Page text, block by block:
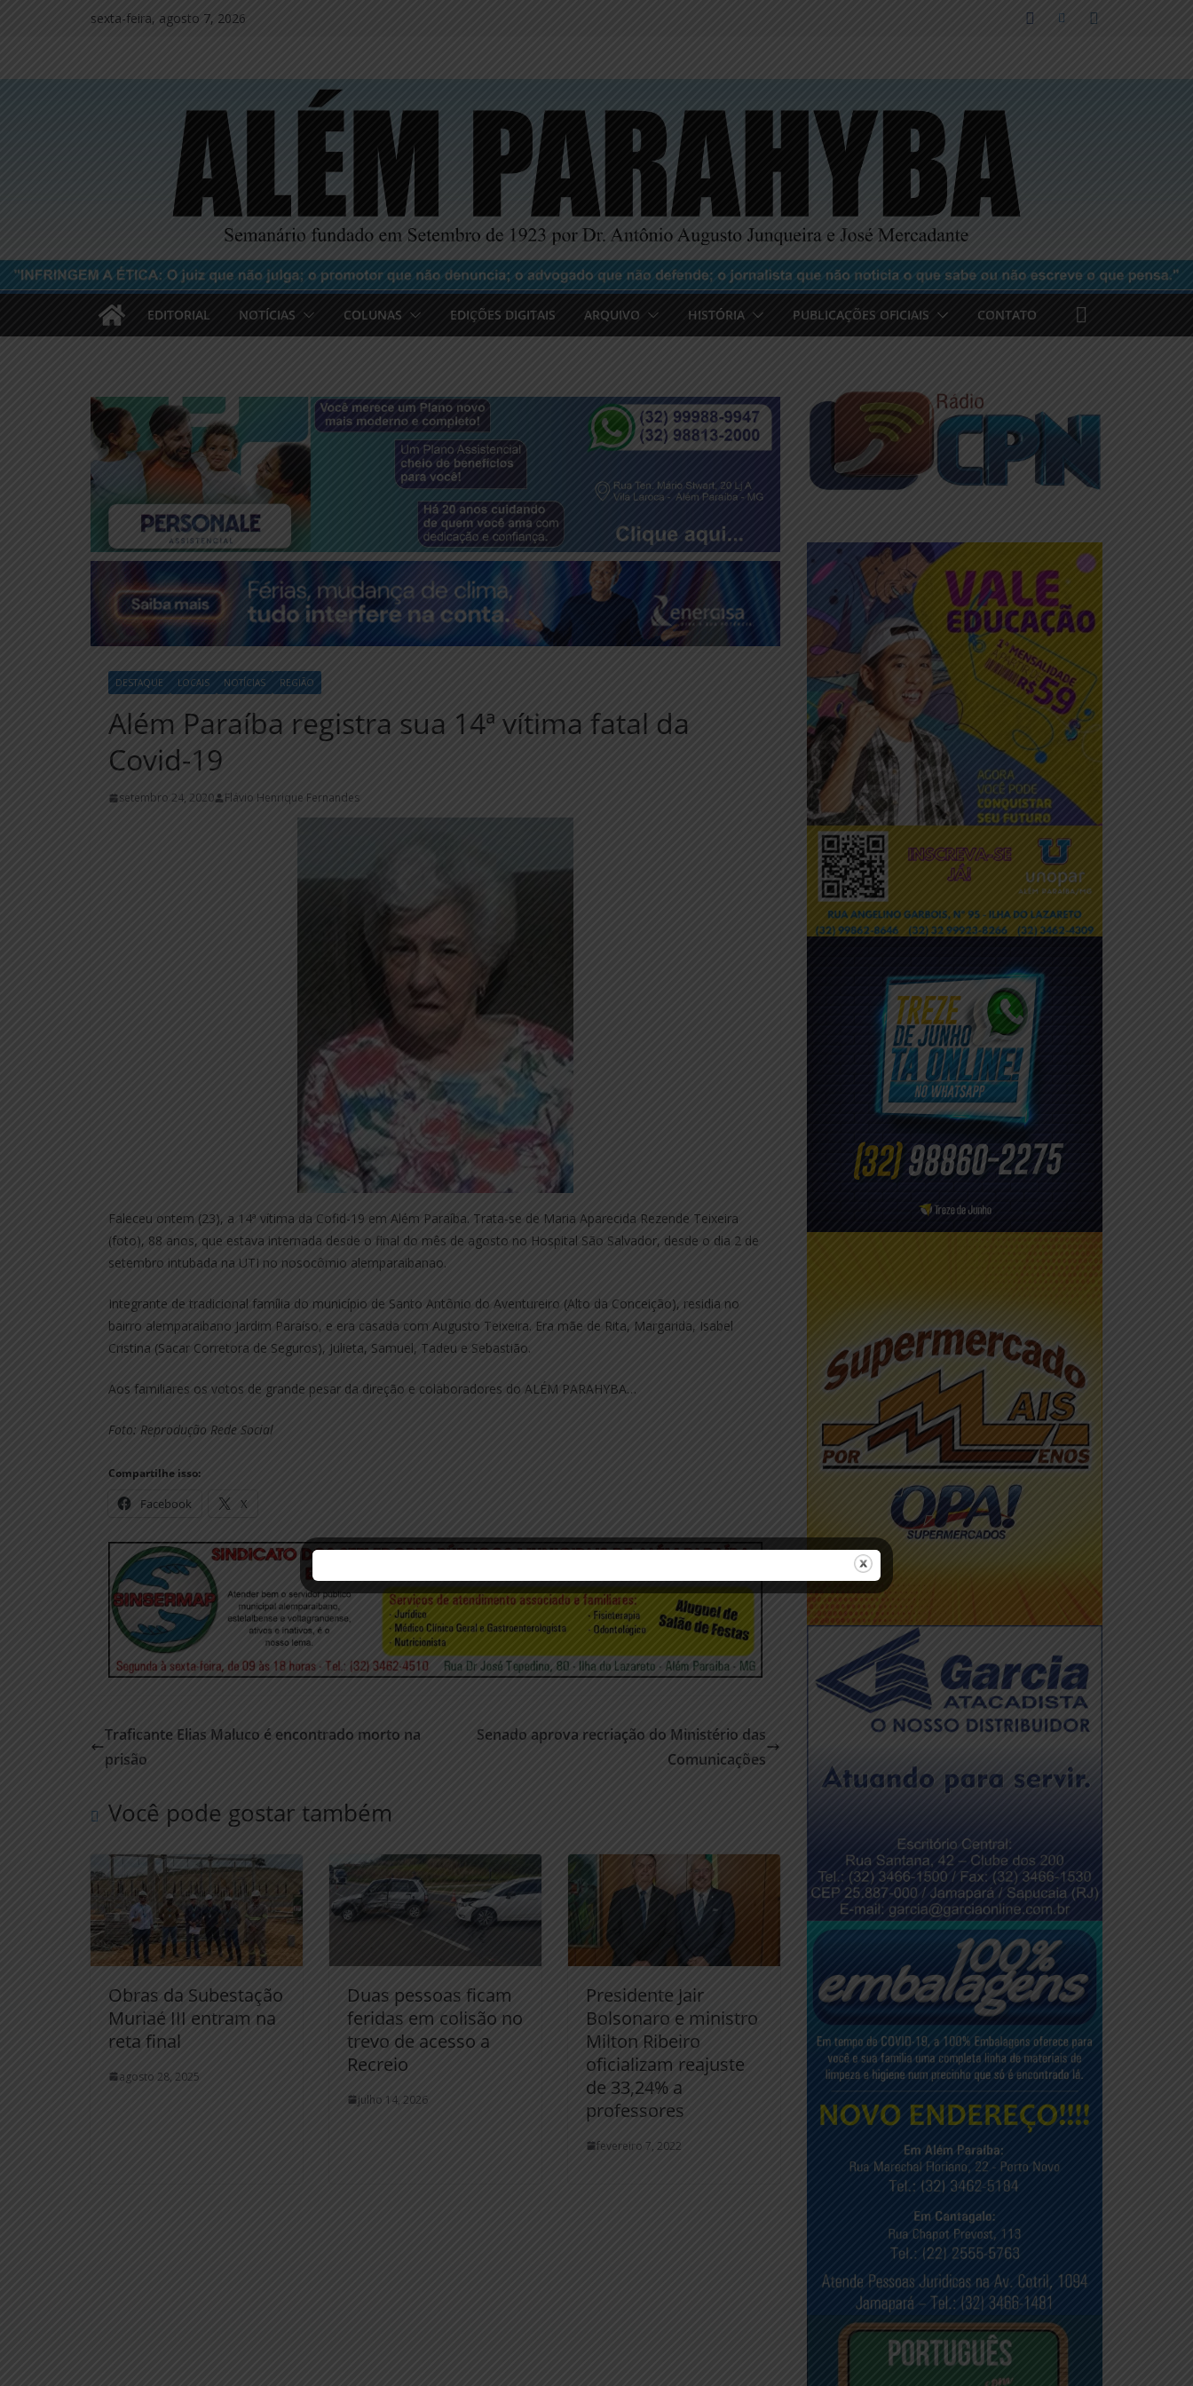
sexta-feira, agosto 7, 2026
EDITORIAL NOTÍCIAS COLUNAS EDIÇÕES DIGITAIS ARQUIVO HISTÓRIA PUBLICAÇÕES OFICIAIS CONTATO
DESTAQUE LOCAIS NOTÍCIAS REGIÃO
Além Paraíba registra sua 14ª vítima fatal da
Covid-19
setembro 24, 2020 Flávio Henrique Fernandes
Faleceu ontem (23), a 14ª vítima da Cofid-19 em Além Paraíba. Trata-se de Maria Aparecida Rezende Teixeira
(foto), 88 anos, que estava internada desde o final do mês de agosto no Hospital São Salvador, desde o dia 2 de
setembro intubada na UTI no nosocômio alemparaibanao.
Integrante de tradicional família do município de Santo Antônio do Aventureiro (Alto da Conceição), residia no
bairro alemparaibano Jardim Paraíso, e era casada com Augusto Teixeira. Era mãe de Rita, Margarida, Isabel
Cristina (Sacar Corretora de Seguros), Julieta, Samuel, Tadeu e Sebastião.
Aos familiares os votos de grande pesar da direção e colaboradores do ALÉM PARAHYBA…
Foto: Reprodução Rede Social
Compartilhe isso:
Facebook X
Traficante Elias Maluco é encontrado morto na
prisão
Senado aprova recriação do Ministério das
Comunicações
Você pode gostar também
Obras da Subestação
Muriaé III entram na
reta final
agosto 28, 2025
Duas pessoas ficam
feridas em colisão no
trevo de acesso a
Recreio
julho 14, 2026
Presidente Jair
Bolsonaro e ministro
Milton Ribeiro
oficializam reajuste
de 33,24% a
professores
fevereiro 7, 2022